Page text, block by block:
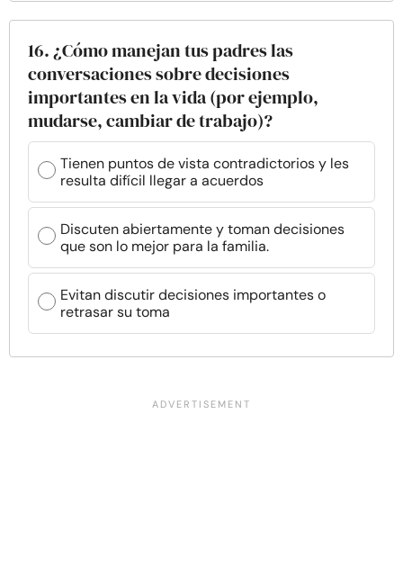
16. ¿Cómo manejan tus padres las
conversaciones sobre decisiones
importantes en la vida (por ejemplo,
mudarse, cambiar de trabajo)?
Tienen puntos de vista contradictorios y les
resulta difícil llegar a acuerdos
Discuten abiertamente y toman decisiones
que son lo mejor para la familia.
Evitan discutir decisiones importantes o
retrasar su toma